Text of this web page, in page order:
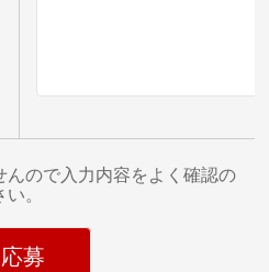
ので入力内容をよく確認の
。